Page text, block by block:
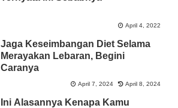
April 4, 2022
Jaga Keseimbangan Diet Selama
Merayakan Lebaran, Begini
Caranya
April 7, 2024 April 8, 2024
Ini Alasannya Kenapa Kamu